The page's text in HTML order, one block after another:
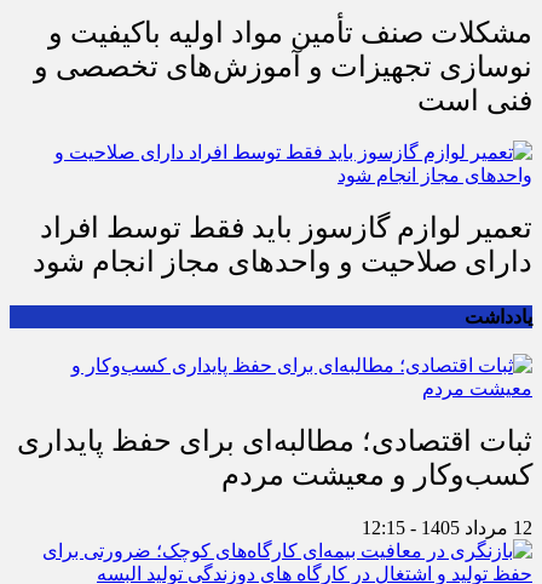
مشکلات صنف تأمین مواد اولیه باکیفیت و
نوسازی تجهیزات و آموزش‌های تخصصی و
فنی است
تعمیر لوازم گازسوز باید فقط توسط افراد
دارای صلاحیت و واحدهای مجاز انجام شود
یادداشت
ثبات اقتصادی؛ مطالبه‌ای برای حفظ پایداری
کسب‌وکار و معیشت مردم
12 مرداد 1405 - 12:15